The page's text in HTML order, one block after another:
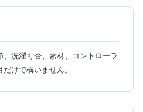
洗濯可否、素材、コントローラ
けで構いません。